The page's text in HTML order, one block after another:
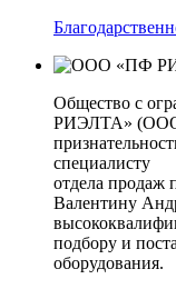
Общество с
РИЭЛТА»
специалисту
отдела
Валентину
подбору и
оборудования.